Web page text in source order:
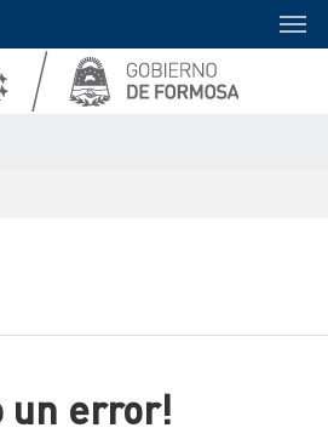
un error!